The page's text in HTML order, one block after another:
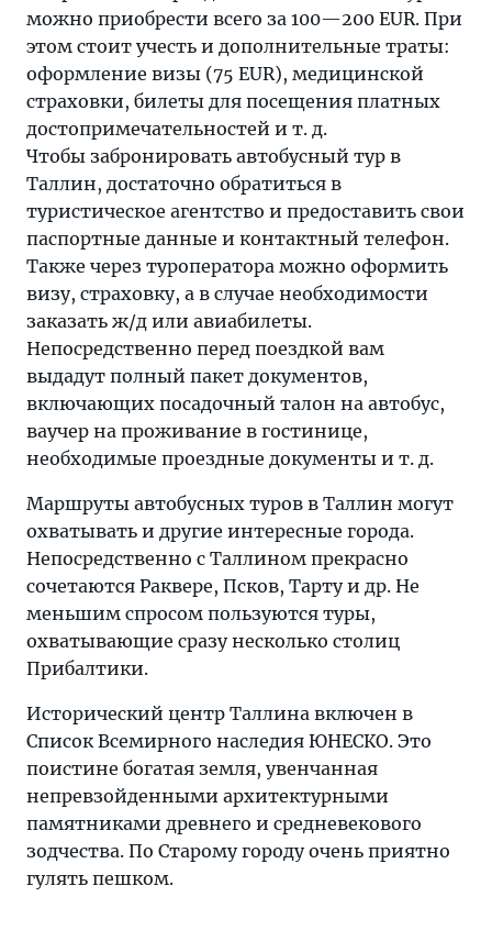
можно приобрести всего за 100—200 EUR. При
этом стоит учесть и дополнительные траты:
оформление визы (75 EUR), медицинской
страховки, билеты для посещения платных
достопримечательностей и т. д.
Чтобы забронировать автобусный тур в
Таллин, достаточно обратиться в
туристическое агентство и предоставить свои
паспортные данные и контактный телефон.
Также через туроператора можно оформить
визу, страховку, а в случае необходимости
заказать ж/д или авиабилеты.
Непосредственно перед поездкой вам
выдадут полный пакет документов,
включающих посадочный талон на автобус,
ваучер на проживание в гостинице,
необходимые проездные документы и т. д.
Маршруты автобусных туров в Таллин могут
охватывать и другие интересные города.
Непосредственно с Таллином прекрасно
сочетаются Раквере, Псков, Тарту и др. Не
меньшим спросом пользуются туры,
охватывающие сразу несколько столиц
Прибалтики.
Исторический центр Таллина включен в
Список Всемирного наследия ЮНЕСКО. Это
поистине богатая земля, увенчанная
непревзойденными архитектурными
памятниками древнего и средневекового
зодчества. По Старому городу очень приятно
гулять пешком.